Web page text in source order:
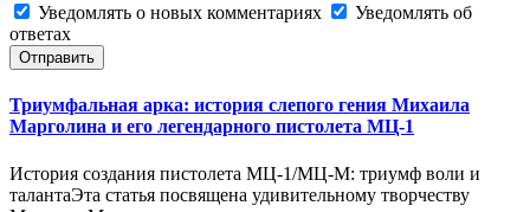
Уведомлять о новых комментариях
Уведомлять об
ответах
Отправить
Триумфальная арка: история слепого гения Михаила
Марголина и его легендарного пистолета МЦ-1
История создания пистолета МЦ-1/МЦ-М: триумф воли и
талантаЭта статья посвящена удивительному творчеству